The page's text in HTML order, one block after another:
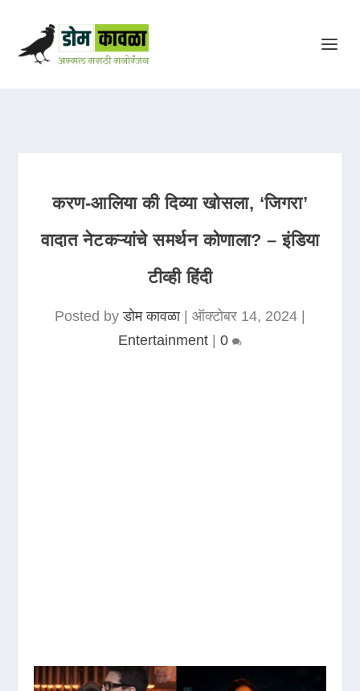
करण-आलिया की दिव्या खोसला, ‘जिगरा’
वादात नेटकऱ्यांचे समर्थन कोणाला? – इंडिया
टीव्ही हिंदी
Posted byडोम कावळा| ऑक्टोबर 14, 2024
Entertainment
0